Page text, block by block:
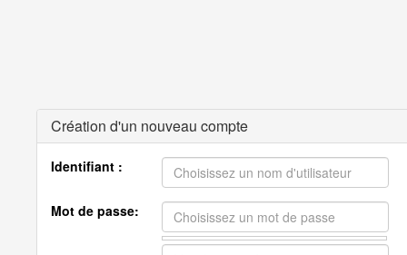
Création d'un nouveau compte
Identifiant :
Mot de passe: